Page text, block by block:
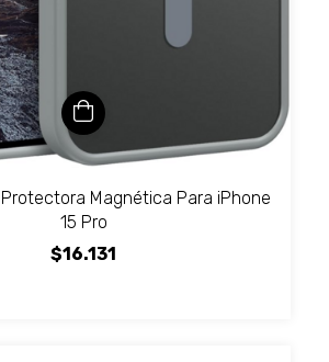
Magnética Para iPhone
15 Pro
$16.131